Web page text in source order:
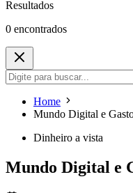
Resultados
0 encontrados
Home
Mundo Digital e
Dinheiro a vista
Mundo Digital e